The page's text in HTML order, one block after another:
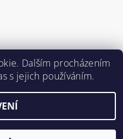
osobních
práva vyhrazena
Dalším procházením
s jejich používáním.